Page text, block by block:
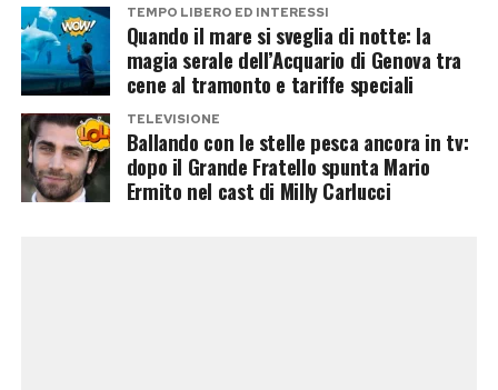
3. Abbigliamento: il paradosso del cotone
Il cotone è il peggior nemico dello sportivo
estivo: assorbe il sudore, diventa pesante, si
incolla alla pelle e impedisce la traspirazione. Gli
esperti consigliano di utilizzare esclusivamente
tessuti tecnici sintetici micro-forati (come il
TEMPO LIBERO ED INTERESSI
Quando il mare si sveglia di notte: la
magia serale dell’Acquario di Genova tra
cene al tramonto e tariffe speciali
TELEVISIONE
Ballando con le stelle pesca ancora in tv:
dopo il Grande Fratello spunta Mario
Ermito nel cast di Milly Carlucci